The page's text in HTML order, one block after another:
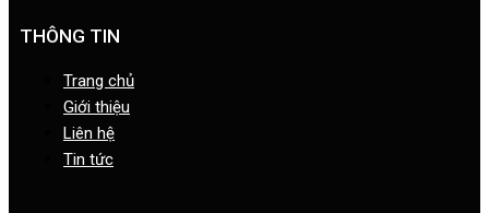
THÔNG TIN
Trang chủ
Giới thiệu
Liên hệ
Tin tức